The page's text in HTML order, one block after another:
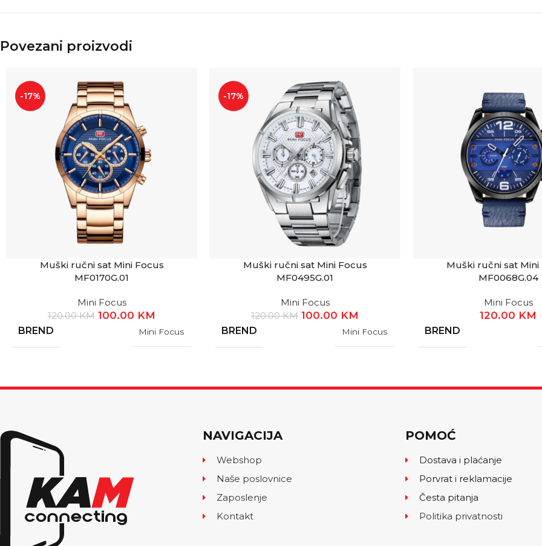
Povezani proizvodi
-17%
Muški ručni sat Mini Focus
MF0170G.01
Mini Focus
120.00KM 100.00 KM
BREND Mini Focus
-17%
Muški ručni sat Mini Focus
MF0495G.01
Mini Focus
120.00KM 100.00 KM
BREND Mini Focus
Muški ručni sat Mini
MF0068G.04
Mini Focus
120.00 KM
BREND
NAVIGACIJA
Webshop
Naše poslovnice
Zaposlenje
Kontakt
POMOĆ
Dostava i plaćanje
Porvrat i reklamacije
Česta pitanja
Politika privatnosti